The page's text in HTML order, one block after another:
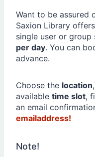
Want to be assured
Saxion Library
single user or
per day. You can
advance.
Choose the location,
available time slot,
an email
emailaddress!
Note!